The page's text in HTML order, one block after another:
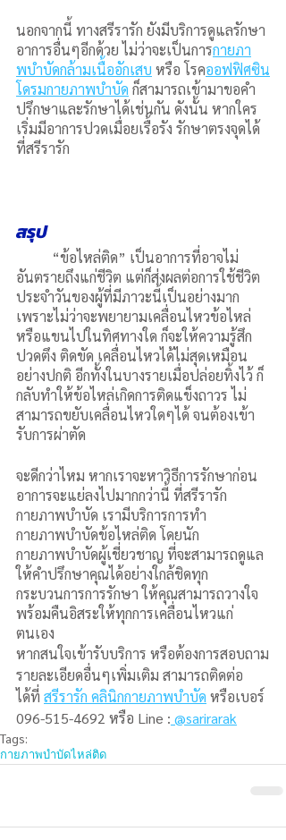
นอกจากนี้ ทางสรีรารัก ยังมีบริการดูแลรักษา
อาการอื่นๆอีกด้วย ไม่ว่าจะเป็นการกายภา
พบําบัดกล้ามเนื้ออักเสบ หรือ โรคออฟฟิศซิน
โดรมกายภาพบําบัด ก็สามารถเข้ามาขอคำ
ปรึกษาและรักษาได้เช่นกัน ดังนั้น หากใคร
เริ่มมีอาการปวดเมื่อยเรื้อรัง รักษาตรงจุดได้
ที่สรีรารัก
สรุป
อันตรายถึงแก่ชีวิต แต่ก็ส่งผลต่อการใช้ชีวิต
ประจำวันของผู้ที่มีภาวะนี้เป็นอย่างมาก
เพราะไม่ว่าจะพยายามเคลื่อนไหวข้อไหล่
หรือแขนไปในทิศทางใด ก็จะให้ความรู้สึก
ปวดตึง ติดขัด เคลื่อนไหวได้ไม่สุดเหมือน
อย่างปกติ อีกทั้งในบางรายเมื่อปล่อยทิ้งไว้ ก็
กลับทำให้ข้อไหล่เกิดการติดแข็งถาวร ไม่
สามารถขยับเคลื่อนไหวใดๆได้ จนต้องเข้า
รับการผ่าตัด
จะดีกว่าไหม หากเราจะหาวิธีการรักษาก่อน
อาการจะแย่ลงไปมากกว่านี้ ที่สรีรารัก
กายภาพบำบัด เรามีบริการการทำ
กายภาพบำบัดข้อไหล่ติด โดยนัก
กายภาพบำบัดผู้เชี่ยวชาญ ที่จะสามารถดูแล
ให้คำปรึกษาคุณได้อย่างใกล้ชิดทุก
กระบวนการการรักษา ให้คุณสามารถวางใจ
พร้อมคืนอิสระให้ทุกการเคลื่อนไหวแก่
ตนเอง
หากสนใจเข้ารับบริการ หรือต้องการสอบถาม
รายละเอียดอื่นๆเพิ่มเติม สามารถติดต่อ
ได้ที่ สรีรารัก คลินิกกายภาพบำบัด หรือเบอร์
096-515-4692 หรือ Line : @sarirarak
Tags:
กายภาพบำบัดไหล่ติด